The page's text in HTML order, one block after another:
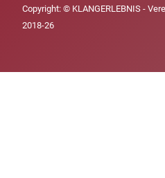
Copyright: © KLANGERLEBNIS -
2018-26